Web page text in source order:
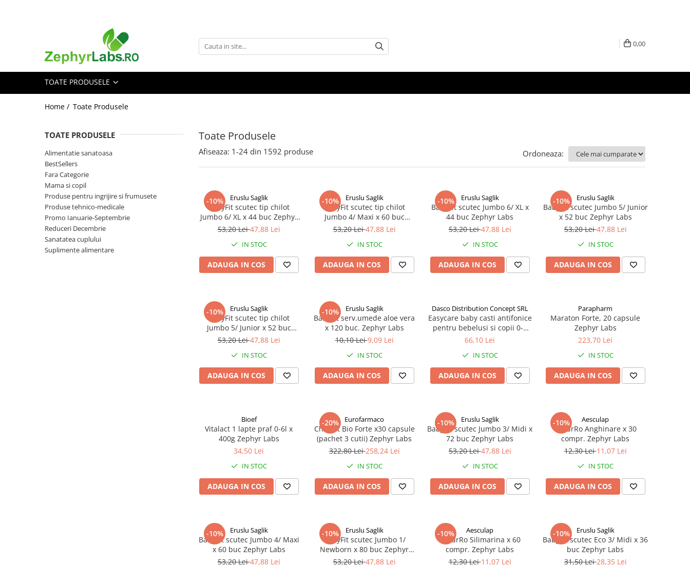
Alimentatie sanatoasa
Ingrijire și cosmetice
Scutece si servetele
Cosmetice copii
Protectie anti-insecte
Hrana pentru bebelusi
Suplimente alimentare copii
Produse antiparazitare
Sarcina si alaptare
0,00
TOATE PRODUSELE
Home / Toate Produsele
Toate Produsele
TOATE PRODUSELE
Alimentatie sanatoasa
BestSellers
Fara Categorie
Mama si copil
Produse pentru ingrijire si frumusete
Produse tehnico-medicale
Promo Ianuarie-Septembrie
Reduceri Decembrie
Sanatatea cuplului
Suplimente alimentare
Afiseaza: 1-24 din 1592 produse Ordoneaza:
-10% Eruslu Saglik
BabyFit scutec tip chilot
Jumbo 6/ XL x 44 buc Zephyr
Labs
53,20 Lei47,88 Lei
IN STOC
ADAUGA IN COS
-10% Eruslu Saglik
BabyFit scutec tip chilot
Jumbo 4/ Maxi x 60 buc
Zephyr Labs
53,20 Lei47,88 Lei
IN STOC
ADAUGA IN COS
-10% Eruslu Saglik
BabyFit scutec Jumbo 6/ XL x
44 buc Zephyr Labs
53,20 Lei47,88 Lei
IN STOC
ADAUGA IN COS
-10% Eruslu Saglik
BabyFit scutec Jumbo 5/ Junior
x 52 buc Zephyr Labs
53,20 Lei47,88 Lei
IN STOC
ADAUGA IN COS
-10% Eruslu Saglik
BabyFit scutec tip chilot
Jumbo 5/ Junior x 52 buc
Zephyr Labs
53,20 Lei47,88 Lei
IN STOC
ADAUGA IN COS
-10% Eruslu Saglik
BabyFit serv.umede aloe vera
x 120 buc. Zephyr Labs
10,10 Lei9,09 Lei
IN STOC
ADAUGA IN COS
Dasco Distribution Concept SRL
Easycare baby casti antifonice
pentru bebelusi si copii 0-4
ani (EASY00257) Zephyr Labs
66,10 Lei
IN STOC
ADAUGA IN COS
Parapharm
Maraton Forte, 20 capsule
Zephyr Labs
223,70 Lei
IN STOC
ADAUGA IN COS
Bioef
Vitalact 1 lapte praf 0-6l x
400g Zephyr Labs
34,50 Lei
IN STOC
ADAUGA IN COS
-20% Eurofarmaco
Cholest Bio Forte x30 capsule
(pachet 3 cutii) Zephyr Labs
322,80 Lei258,24 Lei
IN STOC
ADAUGA IN COS
-10% Eruslu Saglik
BabyFit scutec Jumbo 3/ Midi x
72 buc Zephyr Labs
53,20 Lei47,88 Lei
IN STOC
ADAUGA IN COS
-10% Aesculap
NaturRo Anghinare x 30
compr. Zephyr Labs
12,30 Lei11,07 Lei
IN STOC
ADAUGA IN COS
-10% Eruslu Saglik
BabyFit scutec Jumbo 4/ Maxi
x 60 buc Zephyr Labs
53,20 Lei47,88 Lei
-10% Eruslu Saglik
BabyFit scutec Jumbo 1/
Newborn x 80 buc Zephyr
Labs
53,20 Lei47,88 Lei
-10% Aesculap
NaturRo Silimarina x 60
compr. Zephyr Labs
12,30 Lei11,07 Lei
-10% Eruslu Saglik
BabyFit scutec Eco 3/ Midi x 36
buc Zephyr Labs
31,50 Lei28,35 Lei